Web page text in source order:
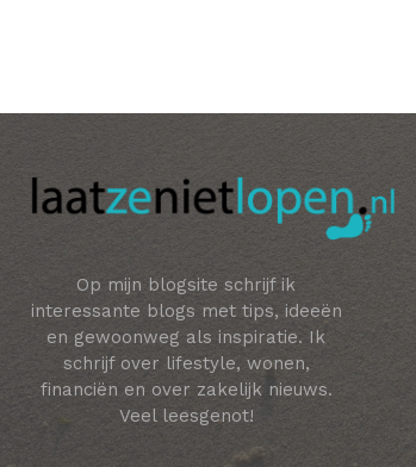
Op mijn blogsite schrijf ik
interessante blogs met tips, ideeën
en gewoonweg als inspiratie. Ik
schrijf over lifestyle, wonen,
financiën en over zakelijk nieuws.
Veel leesgenot!